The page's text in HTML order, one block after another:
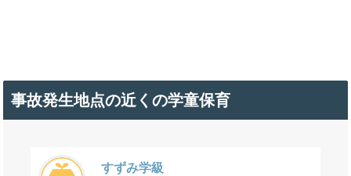
事故発生地点の近くの学童保育
すずみ学級